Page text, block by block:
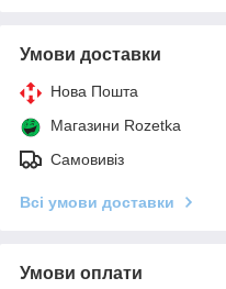
Умови доставки
Нова Пошта
Магазини Rozetka
Самовивіз
Всі умови доставки
Умови оплати